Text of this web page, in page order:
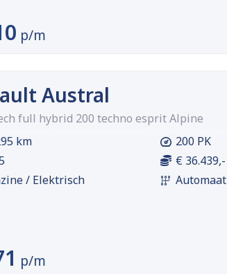
p/m
Austral
full hybrid 200 techno esprit Alpine
km
/ Elektrisch
200 PK
€ 36.439,-
Automaat
p/m